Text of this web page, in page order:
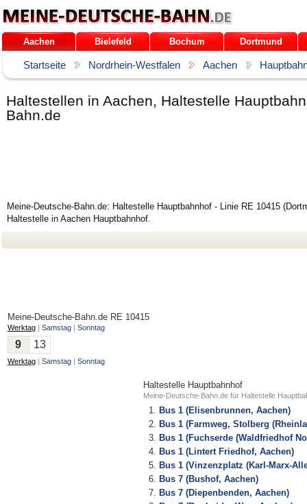
Aachen Bielefeld Bochum Dortmund
Startseite Nordrhein-Westfalen Aachen
Haltestellen in Aachen, Haltestelle
Bahn.de
Meine-Deutsche-Bahn.de: Haltestelle Hauptbahnhof - Linie RE 10415
Haltestelle in Aachen Hauptbahnhof.
Meine-Deutsche-Bahn.de RE 10415
Werktag | Samstag | Sonntag
9 13
Werktag | Samstag | Sonntag
Haltestelle Hauptbahnhof
Meine-Deutsche-Bahn.de für Haltestelle
Bus 1 (Elisenbrunnen, Aachen)
Bus 1 (Farmweg, Stolberg
Bus 1 (Fuchserde (Waldfriedhof
Bus 1 (Lintert Friedhof, Aachen)
Bus 1 (Vinzenzplatz (Karl-Marx-
Bus 7 (Bushof, Aachen)
Bus 7 (Diepenbenden, Aachen)